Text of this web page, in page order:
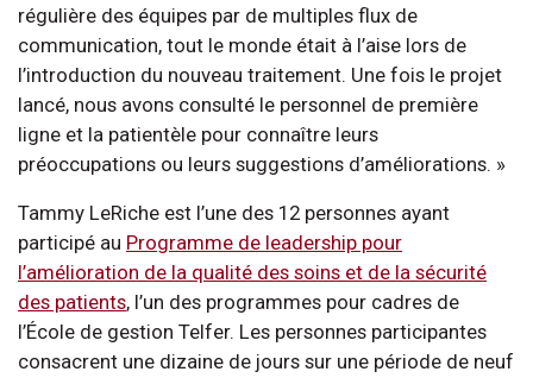
régulière des équipes par de multiples flux de
communication, tout le monde était à l’aise lors de
l’introduction du nouveau traitement. Une fois le projet
lancé, nous avons consulté le personnel de première
ligne et la patientèle pour connaître leurs
préoccupations ou leurs suggestions d’améliorations. »
Tammy LeRiche est l’une des 12 personnes ayant
participé au Programme de leadership pour
l’amélioration de la qualité des soins et de la sécurité
des patients, l’un des programmes pour cadres de
l’École de gestion Telfer. Les personnes participantes
consacrent une dizaine de jours sur une période de neuf